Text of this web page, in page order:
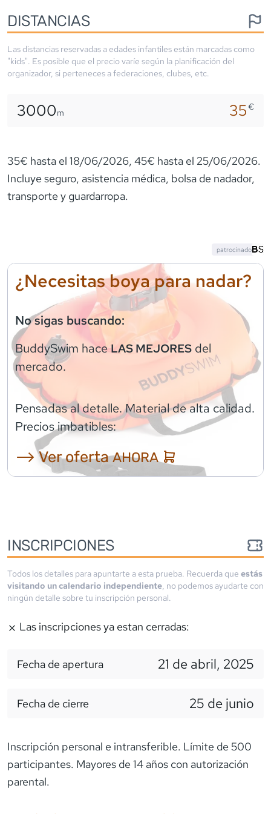
DISTANCIAS
Las distancias reservadas a edades infantiles están marcadas como
"kids". Es posible que el precio varíe según la planificación del
organizador, si perteneces a federaciones, clubes, etc.
3000m 35€
35€ hasta el 18/06/2026, 45€ hasta el 25/06/2026.
Incluye seguro, asistencia médica, bolsa de nadador,
transporte y guardarropa.
¿Necesitas boya para nadar?
No sigas buscando:
BuddySwim haceLAS MEJORES del
mercado.
Pensadas al detalle. Material de alta calidad.
Precios imbatibles:
⟶ Ver ofertaAHORA
patrocinado
INSCRIPCIONES
Todos los detalles para apuntarte a esta prueba. Recuerda que estás
visitando un calendario independiente, no podemos ayudarte con
ningún detalle sobre tu inscripción personal.
Las inscripciones ya estan cerradas:
Fecha de apertura 21 de abril, 2025
Fecha de cierre 25 de junio
Inscripción personal e intransferible. Límite de 500
participantes. Mayores de 14 años con autorización
parental.